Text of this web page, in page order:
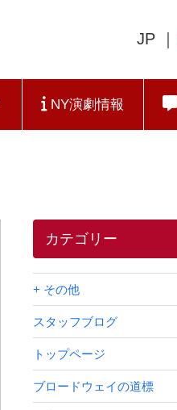
JP ｜
NY演劇情報
カテゴリー
+ その他
スタッフブログ
トップページ
ブロードウェイの道標